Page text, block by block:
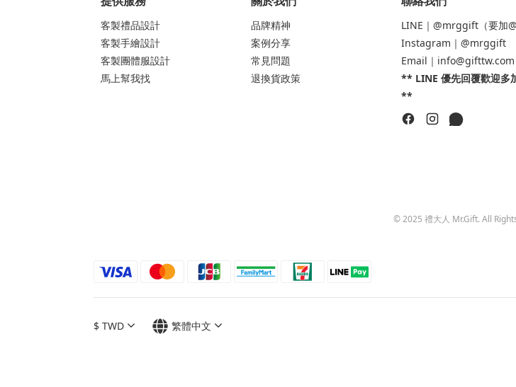
客製禮品設計
客製手繪設計
客製團體服設計
馬上幫我找
品牌精神
案例分享
常見問題
退換貨政策
LINE｜@mrggift（要加@
Instagram｜@mrggift
Email｜info@gifttw.com
** LINE 優先回覆歡迎多
**
© 2025 禮大人 Mr.Gift. All
$ TWD 繁體中文